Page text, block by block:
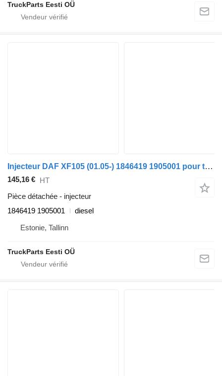
TruckParts Eesti OÜ
Injecteur DAF XF105 (01.05-) 1846419 1905001 pour tracteur routier DAF XF95, XF105 (2001-2014)
145,16 € HT
Pièce détachée - injecteur
1846419 1905001
diesel
Estonie, Tallinn
TruckParts Eesti OÜ